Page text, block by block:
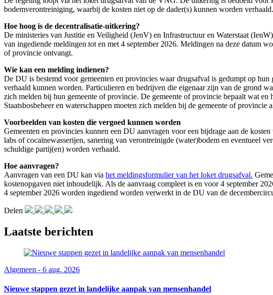
bodemverontreiniging, waarbij de kosten niet op de dader(s) kunnen worden verhaald.
Hoe hoog is de decentralisatie-uitkering?
De ministeries van Justitie en Veiligheid (JenV) en Infrastructuur en Waterstaat
van ingediende meldingen tot en met 4 september 2026. Meldingen na deze datum
of provincie ontvangt.
Wie kan een melding indienen?
De DU is bestemd voor gemeenten en provincies waar drugsafval is gedumpt op
verhaald kunnen worden. Particulieren en bedrijven die eigenaar zijn van de grond
zich melden bij hun gemeente of provincie. De gemeente of provincie bepaalt wat
Staatsbosbeheer en waterschappen moeten zich melden bij de gemeente of
Voorbeelden van kosten die vergoed kunnen worden
Gemeenten en provincies kunnen een DU aanvragen voor een bijdrage aan de
labs of cocaïnewasserijen, sanering van verontreinigde (water)bodem en eventueel
schuldige partij(en) worden verhaald.
Hoe aanvragen?
Aanvragen van een DU kan via het meldingsformulier van het loket drugsafval.
kostenopgaven niet inhoudelijk. Als de aanvraag compleet is en voor 4 september
4 september 2026 worden ingediend worden verwerkt in de DU van de
Delen
Laatste berichten
Algemeen - 6 aug. 2026
Nieuwe stappen gezet in landelijke aanpak van mensenhandel